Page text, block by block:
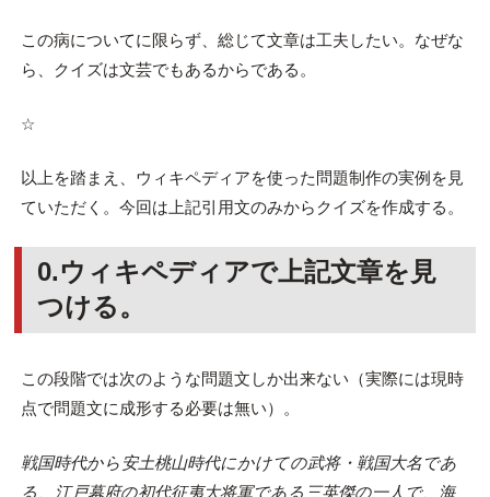
この病についてに限らず、総じて文章は工夫したい。なぜな
ら、クイズは文芸でもあるからである。
☆
以上を踏まえ、ウィキペディアを使った問題制作の実例を見
ていただく。今回は上記引用文のみからクイズを作成する。
0.ウィキペディアで上記文章を見
つける。
この段階では次のような問題文しか出来ない（実際には現時
点で問題文に成形する必要は無い）。
戦国時代から安土桃山時代にかけての武将・戦国大名であ
る、江戸幕府の初代征夷大将軍である三英傑の一人で、海